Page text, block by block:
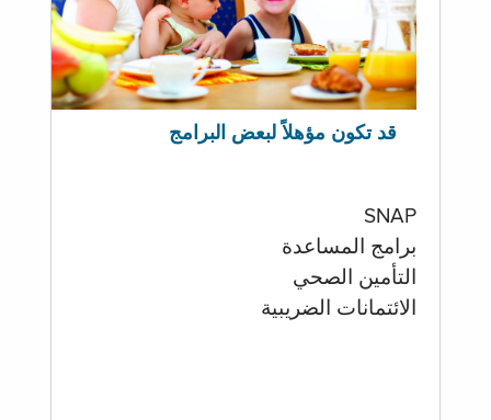
قد تكون مؤهلاً لبعض البرامج
SNAP
برامج المساعدة
التأمين الصحي
الائتمانات الضريبية